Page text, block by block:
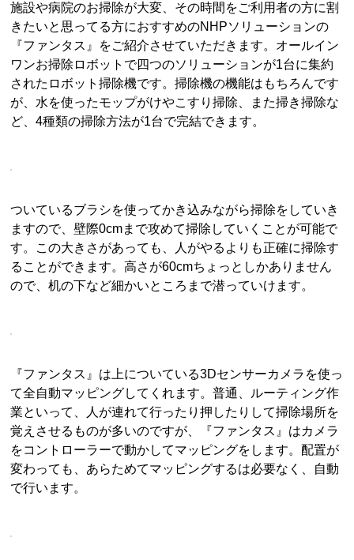
施設や病院のお掃除が大変、その時間をご利用者の方に割
きたいと思ってる方におすすめのNHPソリューションの
『ファンタス』をご紹介させていただきます。オールイン
ワンお掃除ロボットで四つのソリューションが1台に集約
されたロボット掃除機です。掃除機の機能はもちろんです
が、水を使ったモップがけやこすり掃除、また掃き掃除な
ど、4種類の掃除方法が1台で完結できます。
ついているブラシを使ってかき込みながら掃除をしていき
ますので、壁際0cmまで攻めて掃除していくことが可能で
す。この大きさがあっても、人がやるよりも正確に掃除す
ることができます。高さが60cmちょっとしかありません
ので、机の下など細かいところまで潜っていけます。
『ファンタス』は上についている3Dセンサーカメラを使っ
て全自動マッピングしてくれます。普通、ルーティング作
業といって、人が連れて行ったり押したりして掃除場所を
覚えさせるものが多いのですが、『ファンタス』はカメラ
をコントローラーで動かしてマッピングをします。配置が
変わっても、あらためてマッピングするは必要なく、自動
で行います。